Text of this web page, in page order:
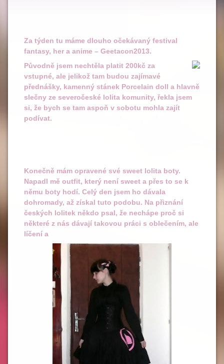
Za týden tu máme dlouho očekávaný festival
fantasy, her a anime – Geetacon2013.
Původně jsem nechtěla platit 200kč za
vstupné, ale jelikož tam budou zajímavé
přednášky, kamenný stánek Porcelain doll a hlavně
slečny ze severočeské lolita komunity, řekla jsem
si, že bych se tam aspoň v sobotu mohla zajít
podívat.
Konečně mám opravené své sweet lolita boty.
Napadl mě outfit, který není sweet a přes to se k
němu boty hodí. Celý den jsem ho dávala
dohromady, až získal tuto podobu. Na přiznání
českých lolitek někdo psal, že nechápe proč si
některé z nás dávají takovou práci s oblečením, ale
líčení a